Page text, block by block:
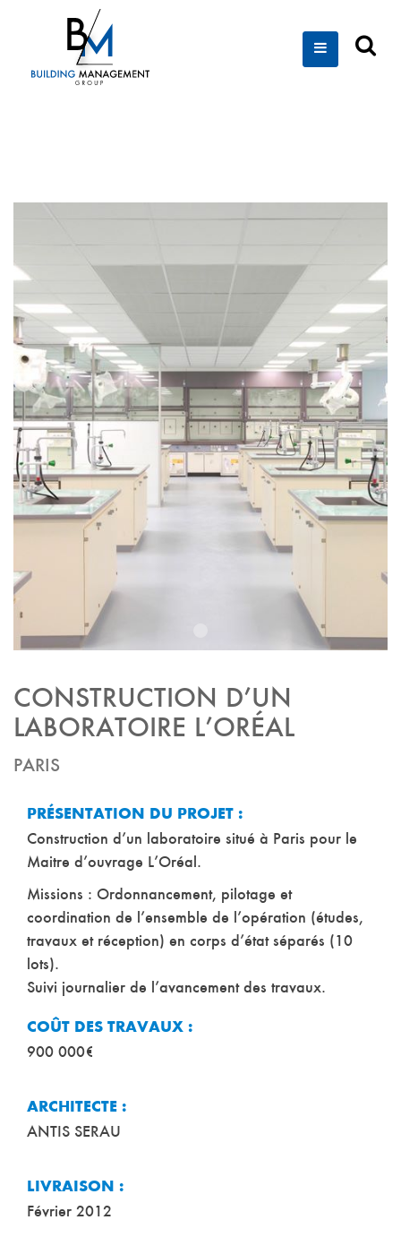
CONSTRUCTION D’UN
LABORATOIRE L’ORÉAL
PARIS
PRÉSENTATION DU PROJET :
Construction d’un laboratoire situé à Paris pour le
Maitre d’ouvrage L’Oréal.
Missions : Ordonnancement, pilotage et
coordination de l’ensemble de l’opération (études,
travaux et réception) en corps d’état séparés (10
lots).
Suivi journalier de l’avancement des travaux.
COÛT DES TRAVAUX :
900 000€
ARCHITECTE :
ANTIS SERAU
LIVRAISON :
Février 2012